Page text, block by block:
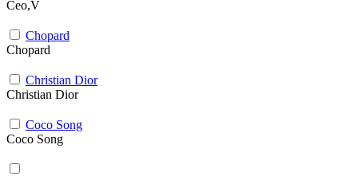
Ceo,V
Chopard
Chopard
Christian Dior
Christian Dior
Coco Song
Coco Song